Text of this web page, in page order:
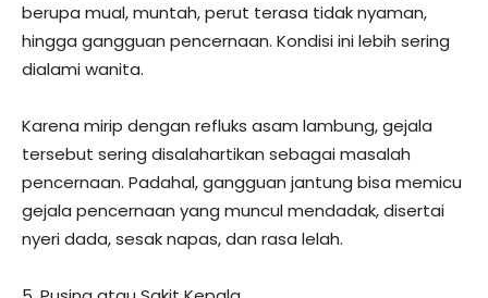
berupa mual, muntah, perut terasa tidak nyaman,
hingga gangguan pencernaan. Kondisi ini lebih sering
dialami wanita.
Karena mirip dengan refluks asam lambung, gejala
tersebut sering disalahartikan sebagai masalah
pencernaan. Padahal, gangguan jantung bisa memicu
gejala pencernaan yang muncul mendadak, disertai
nyeri dada, sesak napas, dan rasa lelah.